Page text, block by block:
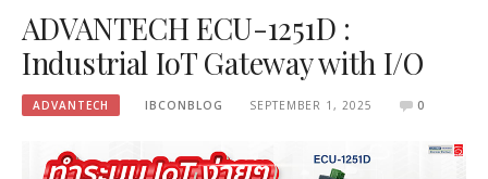
ADVANTECH ECU-1251D :
Industrial IoT Gateway with I/O
ADVANTECH IBCONBLOG SEPTEMBER 1, 2025 0